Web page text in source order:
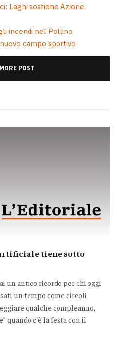
Laghi sostiene Azione
incendi nel Pollino
campo sportivo
POST
tiene sotto
un antico ricordo per chi oggi
un tempo come circoli
qualche compleanno,
quando c'è la festa con il